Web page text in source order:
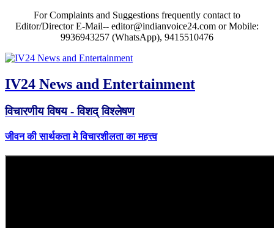
For Complaints and Suggestions frequently contact to
Editor/Director E-Mail-- editor@indianvoice24.com or Mobile:
9936943257 (WhatsApp), 9415510476
IV24 News and Entertainment
विचारणीय विषय - विशद् विश्लेषण
जीवन की सार्थकता मे विचारशीलता का महत्त्व